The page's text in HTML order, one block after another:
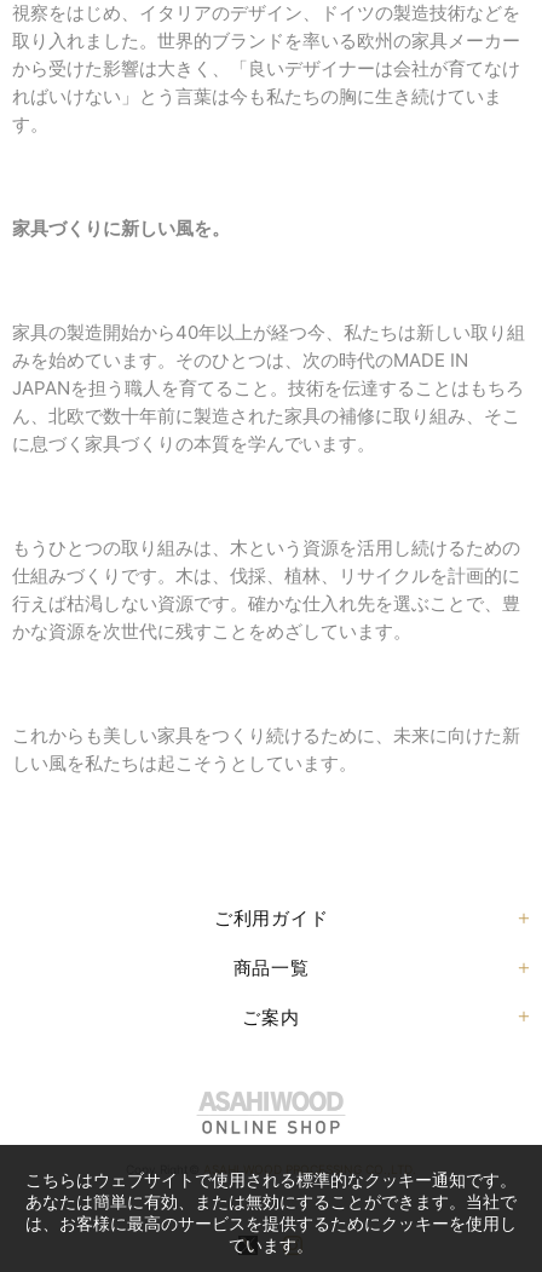
視察をはじめ、イタリアのデザイン、ドイツの製造技術などを
取り入れました。世界的ブランドを率いる欧州の家具メーカー
から受けた影響は大きく、「良いデザイナーは会社が育てなけ
ればいけない」とう言葉は今も私たちの胸に生き続けていま
す。
家具づくりに新しい風を。
家具の製造開始から40年以上が経つ今、私たちは新しい取り組
みを始めています。そのひとつは、次の時代のMADE IN
JAPANを担う職人を育てること。技術を伝達することはもちろ
ん、北欧で数十年前に製造された家具の補修に取り組み、そこ
に息づく家具づくりの本質を学んでいます。
もうひとつの取り組みは、木という資源を活用し続けるための
仕組みづくりです。木は、伐採、植林、リサイクルを計画的に
行えば枯渇しない資源です。確かな仕入れ先を選ぶことで、豊
かな資源を次世代に残すことをめざしています。
これからも美しい家具をつくり続けるために、未来に向けた新
しい風を私たちは起こそうとしています。
ご利用ガイド
商品一覧
ご案内
Copy Right© ASAHI WOOD PROCESSING CO.,LTD.
こちらはウェブサイトで使用される標準的なクッキー通知です。
あなたは簡単に有効、または無効にすることができます。当社で
は、お客様に最高のサービスを提供するためにクッキーを使用し
ています。